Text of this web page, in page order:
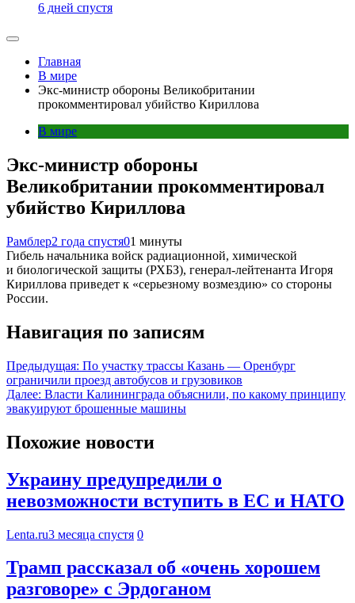
6 дней спустя
Главная
В мире
Экс-министр обороны Великобритании
прокомментировал убийство Кириллова
В мире
Экс-министр обороны
Великобритании прокомментировал
убийство Кириллова
Рамблер2 года спустя01 минуты
Гибель начальника войск радиационной, химической
и биологической защиты (РХБЗ), генерал-лейтенанта Игоря
Кириллова приведет к «серьезному возмездию» со стороны
России.
Навигация по записям
Предыдущая: По участку трассы Казань — Оренбург
ограничили проезд автобусов и грузовиков
Далее: Власти Калининграда объяснили, по какому принципу
эвакуируют брошенные машины
Похожие новости
Украину предупредили о
невозможности вступить в ЕС и НАТО
Lenta.ru3 месяца спустя 0
Трамп рассказал об «очень хорошем
разговоре» с Эрдоганом